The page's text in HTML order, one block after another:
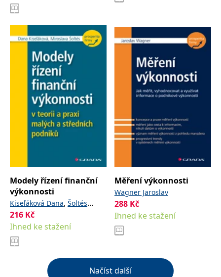
Modely řízení finanční
výkonnosti
Kiseľáková Dana, Šoltés
Miroslava
216 Kč
Ihned ke stažení
Měření výkonnosti
Wagner Jaroslav
288 Kč
Ihned ke stažení
Načíst další